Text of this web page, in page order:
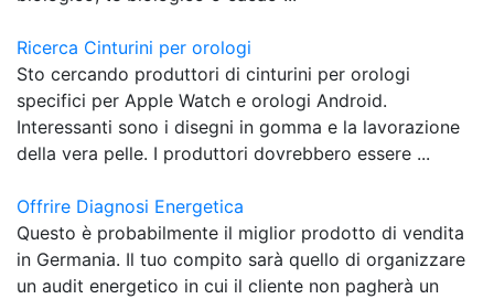
Ricerca Cinturini per orologi
Sto cercando produttori di cinturini per orologi
specifici per Apple Watch e orologi Android.
Interessanti sono i disegni in gomma e la lavorazione
della vera pelle. I produttori dovrebbero essere ...
Offrire Diagnosi Energetica
Questo è probabilmente il miglior prodotto di vendita
in Germania. Il tuo compito sarà quello di organizzare
un audit energetico in cui il cliente non pagherà un